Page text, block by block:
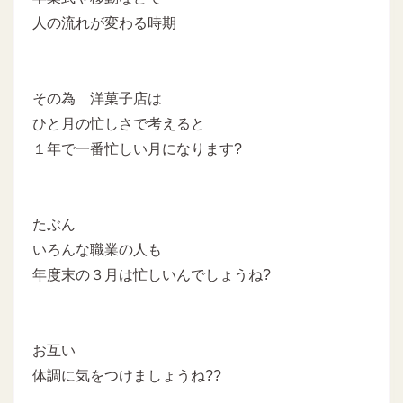
人の流れが変わる時期
その為 洋菓子店は
ひと月の忙しさで考えると
１年で一番忙しい月になります?
たぶん
いろんな職業の人も
年度末の３月は忙しいんでしょうね?
お互い
体調に気をつけましょうね??